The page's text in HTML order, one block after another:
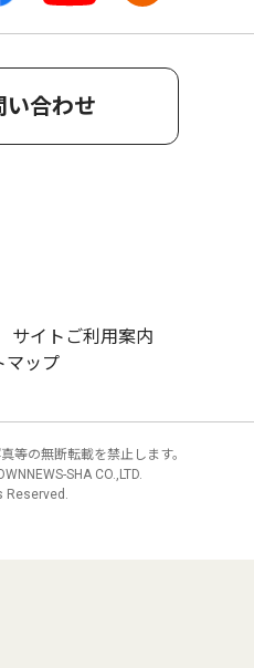
い合わせ
サイトご利用案内
マップ
等の無断転載を禁止します。
SHA CO.,LTD.
Reserved.